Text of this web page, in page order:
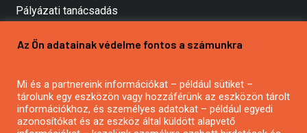
Pályázati tanácsadás
Mezőgazdasági pályázatírás
Pályázatírás civil szervezeteknek
Pályázatírás önkormányzatoknak
Pályázatfigyelés
Az Ön adatainak védelme fontos a számunkra
Mi és a partnereink információkat – például sütiket –
tárolunk egy eszközön vagy hozzáférünk az eszközön tárolt
információkhoz, és személyes adatokat – például egyedi
azonosítókat és az eszköz által küldött alapvető